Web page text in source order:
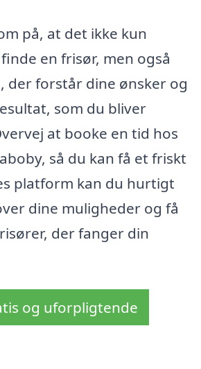
på, at det ikke kun
en frisør, men også
der forstår dine ønsker og
som du bliver
at booke en tid hos
så du kan få et friskt
platform kan du hurtigt
dine muligheder og få
der fanger din
og uforpligtende